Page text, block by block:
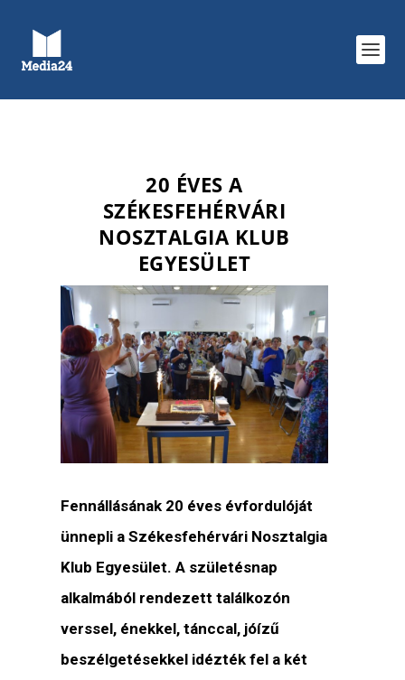
20 ÉVES A
SZÉKESFEHÉRVÁRI
NOSZTALGIA KLUB
EGYESÜLET
Fennállásának 20 éves évfordulóját
ünnepli a Székesfehérvári Nosztalgia
Klub Egyesület. A születésnap
alkalmából rendezett találkozón
verssel, énekkel, tánccal, jóízű
beszélgetésekkel idézték fel a két